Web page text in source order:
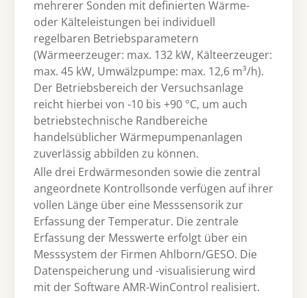
mehrerer Sonden mit definierten Wärme-
oder Kälteleistungen bei individuell
regelbaren Betriebsparametern
(Wärmeerzeuger: max. 132 kW, Kälteerzeuger:
max. 45 kW, Umwälzpumpe: max. 12,6 m³/h).
Der Betriebsbereich der Versuchsanlage
reicht hierbei von -10 bis +90 °C, um auch
betriebstechnische Randbereiche
handelsüblicher Wärmepumpenanlagen
zuverlässig abbilden zu können.
Alle drei Erdwärmesonden sowie die zentral
angeordnete Kontrollsonde verfügen auf ihrer
vollen Länge über eine Messsensorik zur
Erfassung der Temperatur. Die zentrale
Erfassung der Messwerte erfolgt über ein
Messsystem der Firmen Ahlborn/GESO. Die
Datenspeicherung und -visualisierung wird
mit der Software AMR-WinControl realisiert.